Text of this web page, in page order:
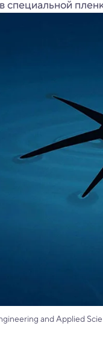
специальной
and Applied